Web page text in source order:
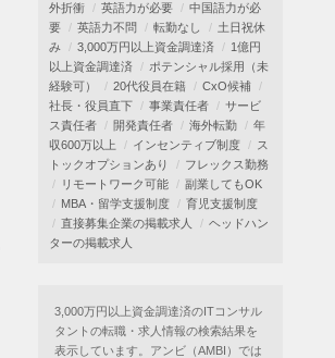
外折衝
英語力が必要
中国語力が必
要
英語力不問 転勤なし
土日祝休
み
3,000万円以上資金調達済
1億円
以上資金調達済
ポテンシャル採用（未
経験可）
20代役員在籍
CxO候補
社長・役員直下
事業責任者
サービ
ス責任者
開発責任者 海外転勤
年
収600万以上
インセンティブ制度
ス
トックオプションあり
フレックス勤務
リモートワーク可能
副業してもOK
MBA・留学支援制度
育児支援制度
直接募集企業の掲載求人
ヘッドハン
ターの掲載求人
3,000万円以上資金調達済のITコンサル
タントの転職・求人情報の検索結果を
表示しています。アンビ（AMBI）では